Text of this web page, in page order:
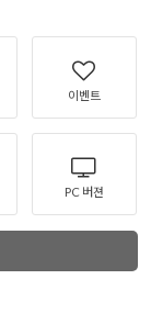
이벤트
PC 버젼